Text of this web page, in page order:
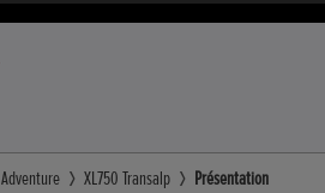
Adventure XL750 Transalp Présentation